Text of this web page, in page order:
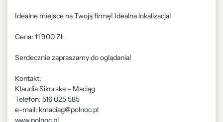
Idealne miejsce na Twoją firmę! Idealna lokalizacja!
Cena: 11 900 ZŁ
Serdecznie zapraszamy do oglądania!
Kontakt:
Klaudia Sikorska – Maciąg
Telefon: 516 025 585
e-mail: kmaciag@polnoc.pl
www.polnoc.pl